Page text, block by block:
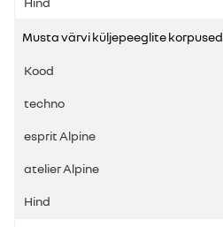
Musta värvi küljepeeglite korpused